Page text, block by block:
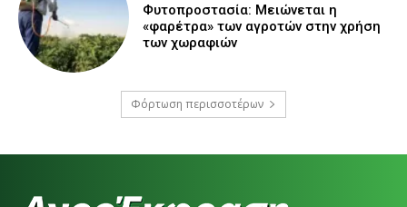
Φυτοπροστασία: Μειώνεται η
«φαρέτρα» των αγροτών στην χρήση
των χωραφιών
Φόρτωση περισσοτέρων